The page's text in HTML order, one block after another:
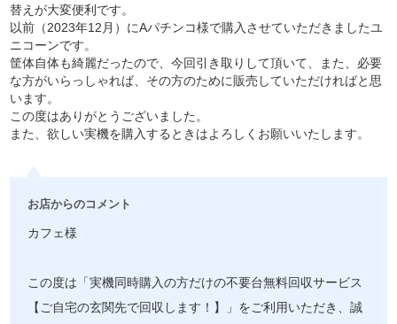
替えが大変便利です。
以前（2023年12月）にAパチンコ様で購入させていただきましたユ
ニコーンです。
筐体自体も綺麗だったので、今回引き取りして頂いて、また、必要
な方がいらっしゃれば、その方のために販売していただければと思
います。
この度はありがとうございました。
また、欲しい実機を購入するときはよろしくお願いいたします。
お店からのコメント
カフェ様
この度は「実機同時購入の方だけの不要台無料回収サービス
【ご自宅の玄関先で回収します！】」をご利用いただき、誠